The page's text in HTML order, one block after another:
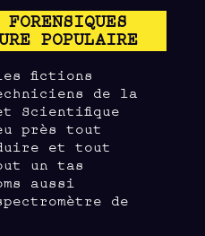
POPULAIRE
fictions
de la
Scientifique
près tout
et tout
un tas
aussi
de